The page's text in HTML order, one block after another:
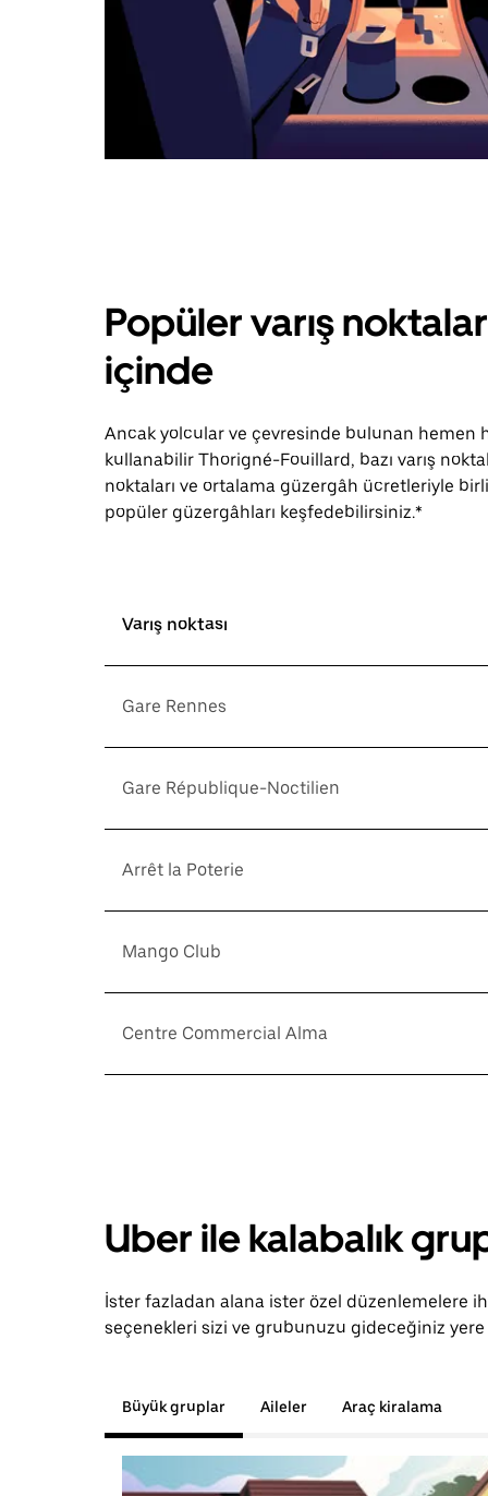
Popüler varış
içinde
Ancak yolcular ve çevresinde bulunan hemen
kullanabilir Thorigné-Fouillard, bazı varış
noktaları ve ortalama güzergâh ücretleriyle
popüler güzergâhları keşfedebilirsiniz.*
Varış noktası
Gare Rennes
Gare République-Noctilien
Arrêt la Poterie
Mango Club
Centre Commercial Alma
Uber ile kalabalık
İster fazladan alana ister özel düzenlemelere
seçenekleri sizi ve grubunuzu gideceğiniz yere
Büyük gruplar Aileler Araç kiralama